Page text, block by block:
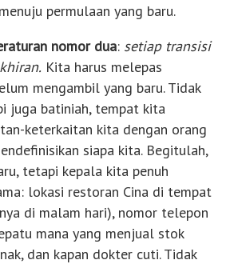
permulaan yang baru.
nomor dua: setiap transisi
Kita harus melepas
mengambil yang baru. Tidak
juga batiniah, tempat kita
keterkaitan kita dengan orang
siapa kita. Begitulah,
tetapi kepala kita penuh
lokasi restoran Cina di tempat
di malam hari), nomor telepon
mana yang menjual stok
dan kapan dokter cuti. Tidak